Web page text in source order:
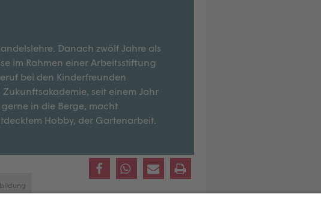
Danach zwölf Jahre als
im Rahmen einer Arbeitsstiftung
bei den Kinderfreunden
seit einem Jahr
in die Berge, macht
Hobby, der Gartenarbeit.